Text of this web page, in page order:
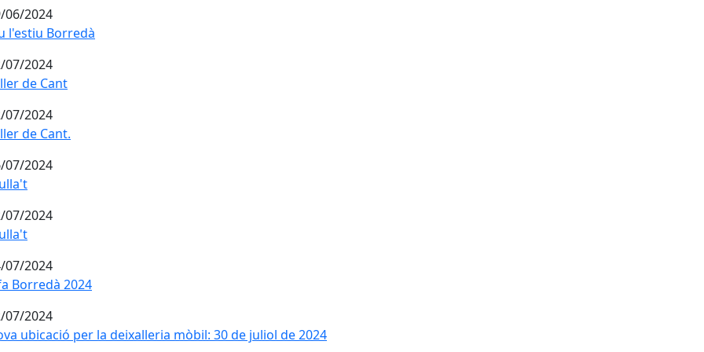
06/2024
l'estiu Borredà
l'estiu Borredà
07/2024
de Cant
de Cant
07/2024
de Cant.
de Cant.
07/2024
07/2024
07/2024
Borredà 2024
Borredà 2024
07/2024
ubicació per la deixalleria mòbil: 30 de juliol de 2024
ubicació per la deixalleria mòbil: 30 de juliol de 2024